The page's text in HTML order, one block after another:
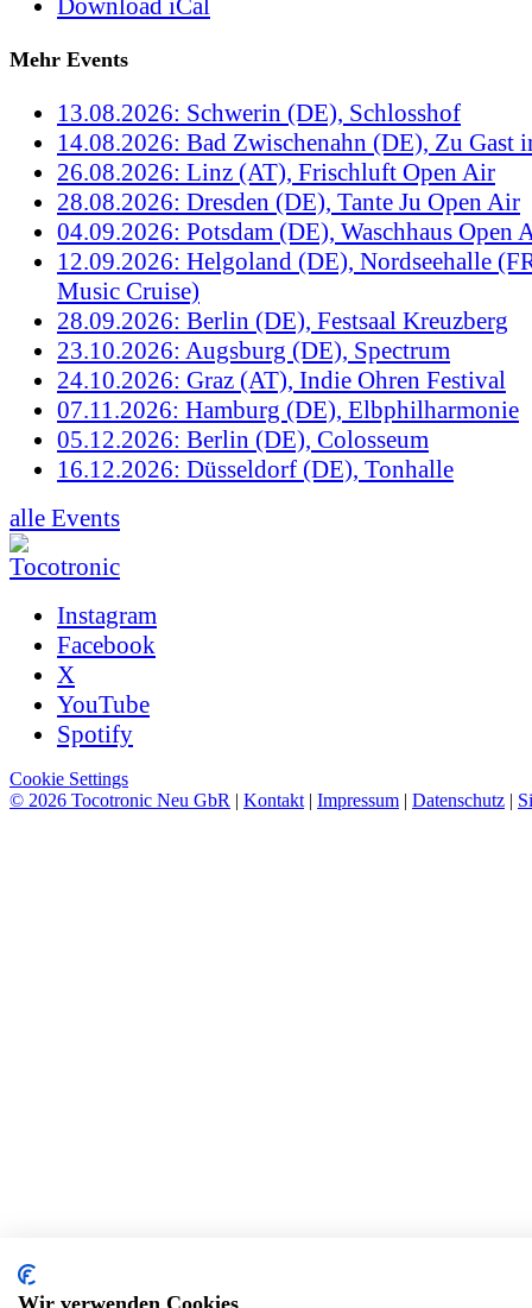
Download iCal
Mehr Events
13.08.2026: Schwerin (DE), Schlosshof
14.08.2026: Bad Zwischenahn (DE), Zu Gast
26.08.2026: Linz (AT), Frischluft Open Air
28.08.2026: Dresden (DE), Tante Ju Open Air
04.09.2026: Potsdam (DE), Waschhaus Open
12.09.2026: Helgoland (DE), Nordseehalle
Music Cruise)
28.09.2026: Berlin (DE), Festsaal Kreuzberg
23.10.2026: Augsburg (DE), Spectrum
24.10.2026: Graz (AT), Indie Ohren Festival
07.11.2026: Hamburg (DE), Elbphilharmonie
05.12.2026: Berlin (DE), Colosseum
16.12.2026: Düsseldorf (DE), Tonhalle
alle Events
Instagram
Facebook
X
YouTube
Spotify
Cookie Settings
© 2026 Tocotronic Neu GbR | Kontakt | Impressum | Datenschutz |
Wir verwenden Cookies